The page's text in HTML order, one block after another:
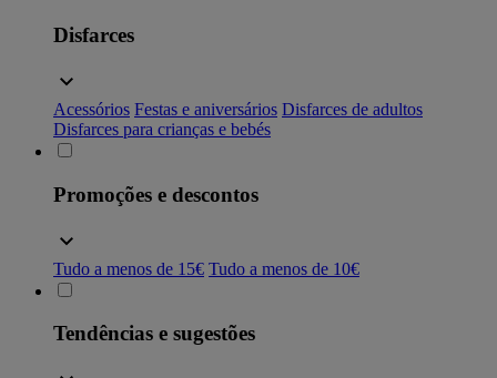
Disfarces
Acessórios Festas e aniversários Disfarces de adultos
Disfarces para crianças e bebés
Promoções e descontos
Tudo a menos de 15€ Tudo a menos de 10€
Tendências e sugestões